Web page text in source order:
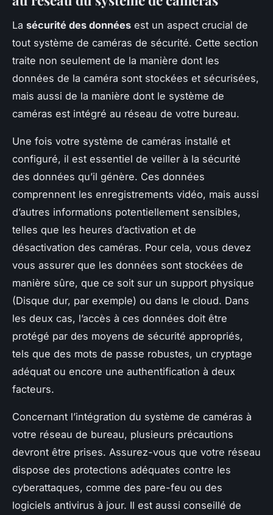
La sécurité des données est un aspect crucial de
tout système de caméras de sécurité. Cette section
traite non seulement de la manière dont les
données de la caméra sont stockées et sécurisées,
mais aussi de la manière dont le système de
caméras est intégré au réseau de votre bureau.
Une fois votre système de caméras installé et
configuré, il est essentiel de veiller à la sécurité
des données qu’il génère. Ces données
comprennent les enregistrements vidéo, mais aussi
d’autres informations potentiellement sensibles,
telles que les heures d’activation et de
désactivation des caméras. Pour cela, vous devez
vous assurer que les données sont stockées de
manière sûre, que ce soit sur un support physique
(Disque dur, par exemple) ou dans le cloud. Dans
les deux cas, l’accès à ces données doit être
protégé par des moyens de sécurité appropriés,
tels que des mots de passe robustes, un cryptage
adéquat ou encore une authentification à deux
facteurs.
Concernant l’intégration du système de caméras à
votre réseau de bureau, plusieurs précautions
devront être prises. Assurez-vous que votre réseau
dispose des protections adéquates contre les
cyberattaques, comme des pare-feu ou des
logiciels antivirus à jour. Il est aussi conseillé de